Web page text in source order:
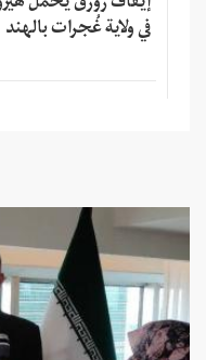
في ولاية غُجرات بالهند